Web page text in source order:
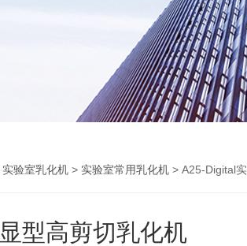
实验室乳化机 > 实验室常用乳化机 > A25-Digital
型高剪切乳化机